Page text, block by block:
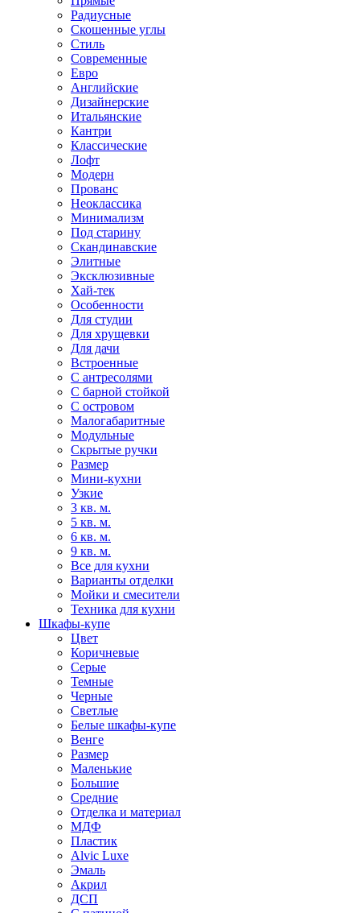
Радиусные
Скошенные углы
Стиль
Современные
Евро
Английские
Дизайнерские
Итальянские
Кантри
Классические
Лофт
Модерн
Прованс
Неоклассика
Минимализм
Под старину
Скандинавские
Элитные
Эксклюзивные
Хай-тек
Особенности
Для студии
Для хрущевки
Для дачи
Встроенные
С антресолями
С барной стойкой
С островом
Малогабаритные
Модульные
Скрытые ручки
Размер
Мини-кухни
Узкие
3 кв. м.
5 кв. м.
6 кв. м.
9 кв. м.
Все для кухни
Варианты отделки
Мойки и смесители
Техника для кухни
Шкафы-купе
Цвет
Коричневые
Серые
Темные
Черные
Светлые
Белые шкафы-купе
Венге
Размер
Маленькие
Большие
Средние
Отделка и материал
МДФ
Пластик
Alvic Luxe
Эмаль
Акрил
ДСП